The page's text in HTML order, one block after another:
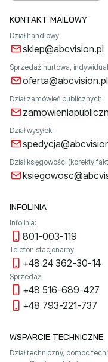
KONTAKT MAILOWY
Dział handlowy
sklep@abcvision.pl
Sprzedaż hurtowa,
oferta@abcvision.pl
Dział zamówień publicznych:
Dział wysyłek:
Dział księgowości (korekty
INFOLINIA
Infolinia:
801-003-119
Telefon stacjonarny:
+48 24 362-30-14
Sprzedaż:
+48 516-689-427
+48 793-221-737
WSPARCIE TECHNICZNE
Dział techniczny, pomoc